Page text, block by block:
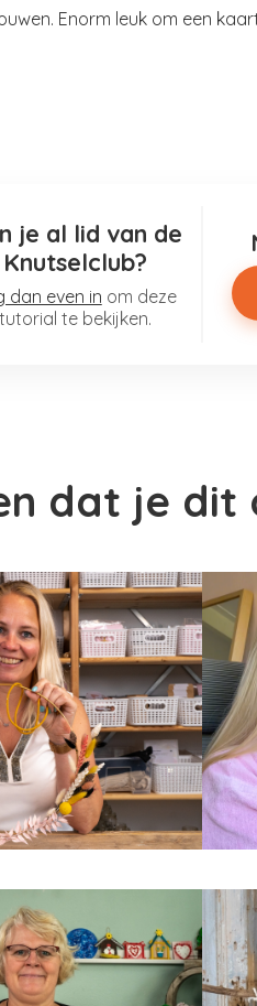
Enorm leuk om een
je al lid van de
Knutselclub?
dan even in om deze
tutorial te bekijken.
dat je dit